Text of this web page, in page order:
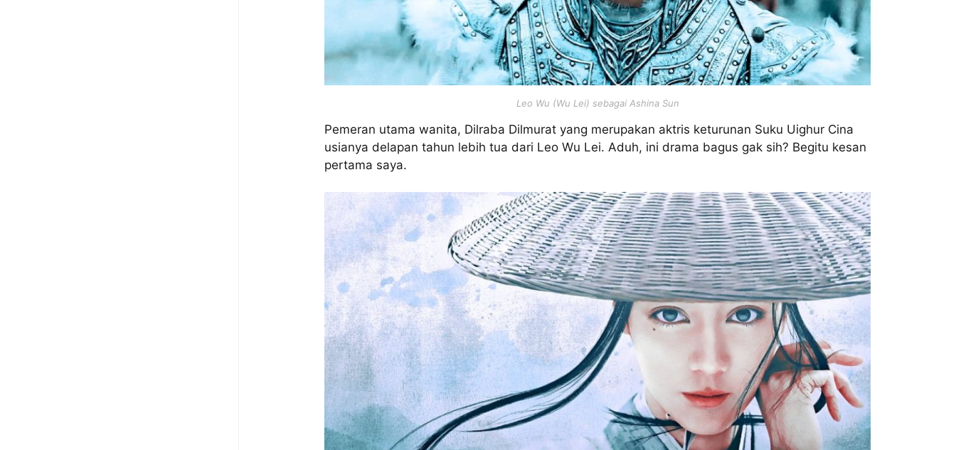
Leo Wu (Wu Lei) sebagai Ashina Sun
Pemeran utama wanita, Dilraba Dilmurat yang merupakan aktris keturunan Suku Uighur Cina
usianya delapan tahun lebih tua dari Leo Wu Lei. Aduh, ini drama bagus gak sih? Begitu kesan
pertama saya.